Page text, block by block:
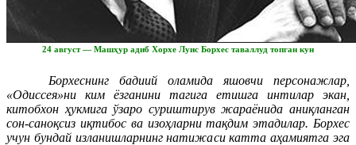
24 август — Машҳур адиб Хорхе Луис Борхес таваллуд топган кун
Борхеснинг бадиий оламида яшовчи персонажлар,
«Одиссея»ни ким ёзганини тагига етишга интилар экан,
китобхон ҳукмига ўзаро суриштирув жараёнида аниқланган
сон-саноқсиз иқтибос ва изоҳларни тақдим этадилар. Борхес
учун бундай изланишларнинг натижаси катта аҳамиятга эга